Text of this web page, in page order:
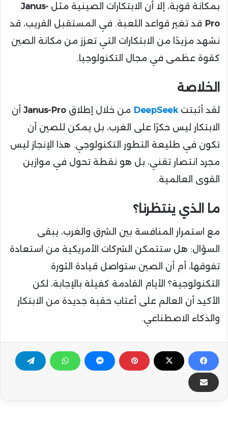
بمكانة قوية، إلا أن الابتكارات الصينية مثل Janus-
Pro قد تغير قواعد اللعبة. في المستقبل القريب، قد
نشهد مزيدًا من الابتكارات التي تعزز من مكانة الصين
كقوة عظمى في مجال التكنولوجيا.
الخلاصة
لقد أثبتتDeepSeek من خلال إطلاق Janus-Pro أن
الابتكار ليس حكرًا على الغرب، بل يمكن للصين أن
تكون في طليعة التطور التكنولوجي. هذا الإنجاز ليس
مجرد انتصار تقني، بل هو نقطة تحول في موازين
القوى العالمية.
ما الذي ينتظرنا؟
مع استمرار المنافسة بين الشرق والغرب، يبقى
السؤال: هل ستتمكن الشركات الأمريكية من استعادة
تفوقها، أم أن الصين ستواصل قيادة الثورة
التكنولوجية؟ الأيام القادمة كفيلة بالإجابة، لكن
الأكيد أن العالم على أعتاب حقبة جديدة من الابتكار
والذكاء الاصطناعي.